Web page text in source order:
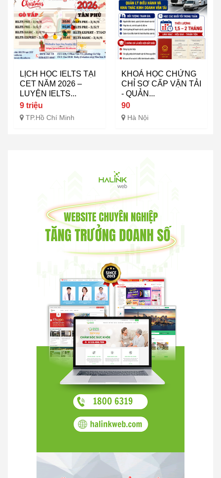
LỊCH HỌC IELTS TẠI
CET NĂM 2026 –
LUYỆN IELTS...
9 triệu
TP.Hồ Chí Minh
KHOÁ HỌC CHỨNG
CHỈ SƠ CẤP VẬN TẢI
- QUẢN...
90
Hà Nội